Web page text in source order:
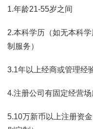
1.年龄21-55岁之间
2.本科学历（如无本科
制服务）
3.1年以上经商或管理经
4.注册公司有固定经营
5.10万新币以上注册资